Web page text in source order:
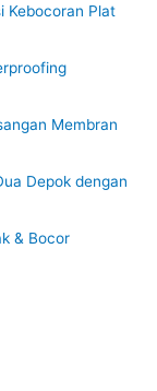
Kebocoran Plat
Membran
Depok dengan
& Bocor